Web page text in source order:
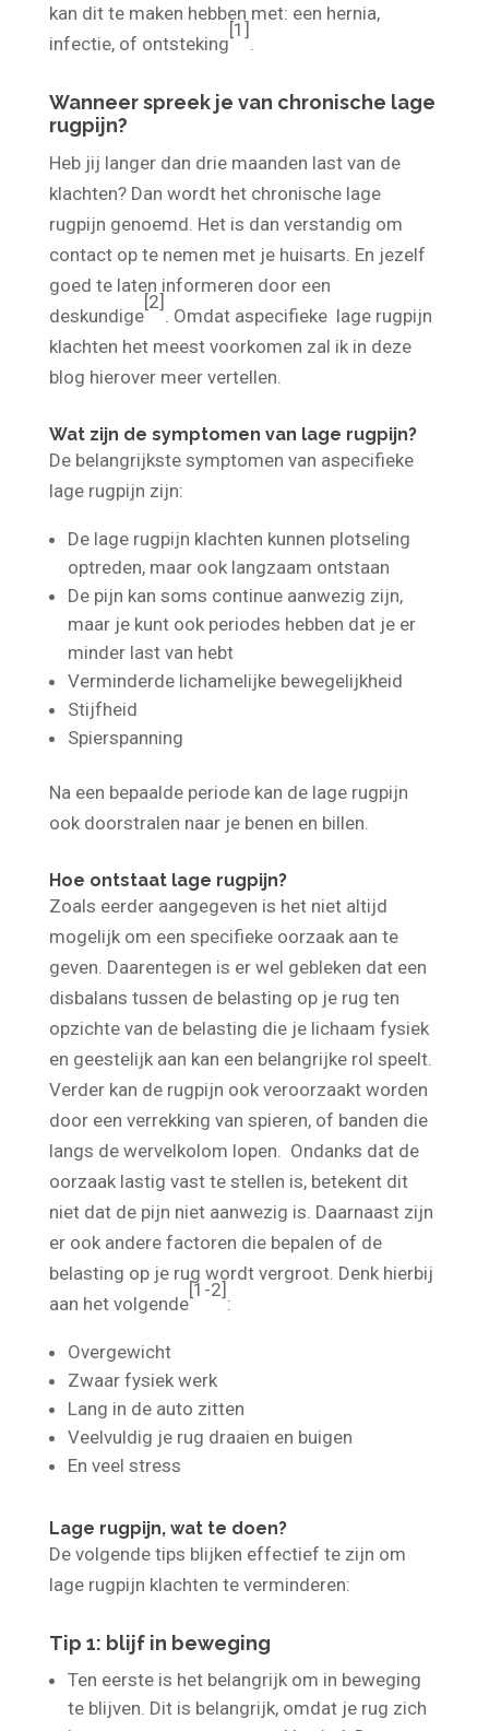
Indien je last hebt van specifieke lage rugpijn
kan dit te maken hebben met: een hernia,
Wanneer spreek je van chronische lage
rugpijn?
Heb jij langer dan drie maanden last van de
klachten? Dan wordt het chronische lage
rugpijn genoemd. Het is dan verstandig om
contact op te nemen met je huisarts. En jezelf
goed te laten informeren door een
deskundige
. Omdat aspecifieke lage rugpijn
klachten het meest voorkomen zal ik in deze
Wat zijn de symptomen van lage rugpijn?
De belangrijkste symptomen van aspecifieke
De lage rugpijn klachten kunnen plotseling
optreden, maar ook langzaam ontstaan
De pijn kan soms continue aanwezig zijn,
maar je kunt ook periodes hebben dat je er
minder last van hebt
Verminderde lichamelijke bewegelijkheid
Stijfheid
Na een bepaalde periode kan de lage rugpijn
Hoe ontstaat lage rugpijn?
Zoals eerder aangegeven is het niet altijd
mogelijk om een specifieke oorzaak aan te
geven. Daarentegen is er wel gebleken dat een
disbalans tussen de belasting op je rug ten
opzichte van de belasting die je lichaam fysiek
en geestelijk aan kan een belangrijke rol speelt.
Verder kan de rugpijn ook veroorzaakt worden
door een verrekking van spieren, of banden die
langs de wervelkolom lopen. Ondanks dat de
oorzaak lastig vast te stellen is, betekent dit
niet dat de pijn niet aanwezig is. Daarnaast zijn
er ook andere factoren die bepalen of de
belasting op je rug wordt vergroot. Denk hierbij
Overgewicht
Zwaar fysiek werk
Lang in de auto zitten
Veelvuldig je rug draaien en buigen
Lage rugpijn, wat te doen?
De volgende tips blijken effectief te zijn om
Tip 1: blijf in beweging
Ten eerste is het belangrijk om in beweging